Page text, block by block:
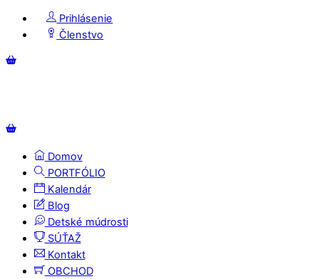
Skip
Prihlásenie
Členstvo
MenuKošík
Košík
Domov
PORTFÓLIO
Kalendár
Blog
Detské múdrosti
SÚŤAŽ
Kontakt
OBCHOD